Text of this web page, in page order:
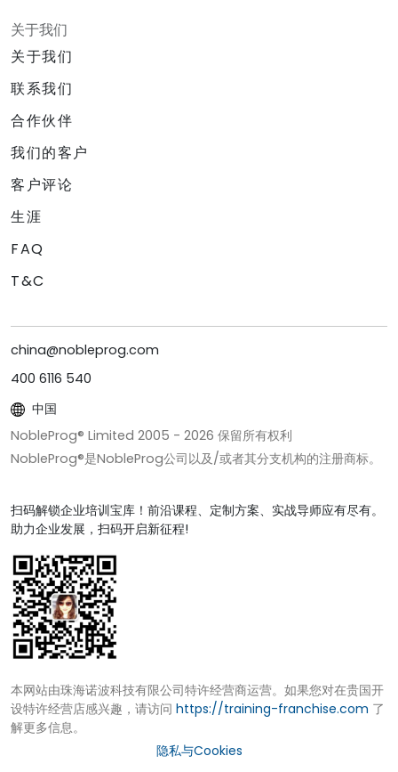
关于我们
关于我们
联系我们
合作伙伴
我们的客户
客户评论
生涯
FAQ
T&C
china@nobleprog.com
400 6116 540
中国
NobleProg® Limited 2005 - 2026 保留所有权利
NobleProg®是NobleProg公司以及/或者其分支机构的注册商标。
扫码解锁企业培训宝库！前沿课程、定制方案、实战导师应有尽有。
助力企业发展，扫码开启新征程!
本网站由珠海诺波科技有限公司特许经营商运营。如果您对在贵国开
设特许经营店感兴趣，请访问 https://training-franchise.com 了
解更多信息。
隐私与Cookies